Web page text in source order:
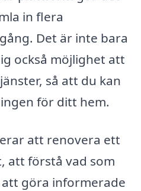
in flera
Det är inte bara
också möjlighet att
så att du kan
för ditt hem.
att renovera ett
att förstå vad som
göra informerade